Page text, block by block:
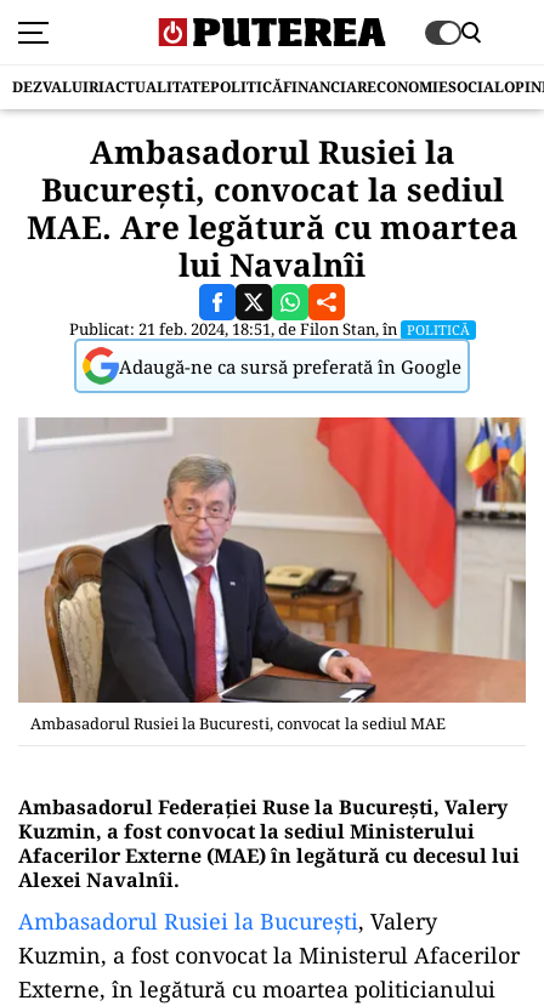
DEZVALUIRIACTUALITATEPOLITICĂFINANCIARECONOMIESOCIAL
Ambasadorul Rusiei la
București, convocat la sediul
MAE. Are legătură cu moartea
lui Navalnîi
Publicat: 21 feb. 2024, 18:51, deFilon Stan, în POLITICĂ
Adaugă-ne ca sursă preferată în Google
Ambasadorul Rusiei la Bucuresti, convocat la sediul MAE
Ambasadorul Federației Ruse la București, Valery
Kuzmin, a fost convocat la sediul Ministerului
Afacerilor Externe (MAE) în legătură cu decesul lui
Alexei Navalnîi.
Ambasadorul Rusiei la București, Valery
Kuzmin, a fost convocat la Ministerul Afacerilor
Externe, în legătură cu moartea politicianului